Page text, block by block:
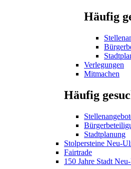
Häufig
Verlegungen
Mitmachen
Häufig
Stadtplanung
Stolpersteine Neu-
Fairtrade
150 Jahre Stadt